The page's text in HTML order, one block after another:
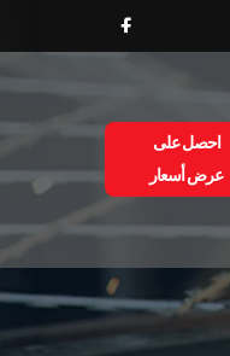
احصل على
عرض أسعار